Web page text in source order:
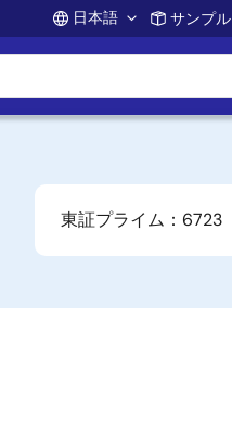
Account
日本語 サンプル
東証プライム：6723